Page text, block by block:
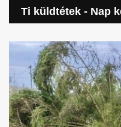
Ti küldtétek - Nap